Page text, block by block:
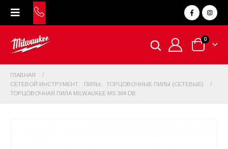
0
ГЛАВНАЯ
СЕТЕВОЙ ИНСТРУМЕНТ
ПИЛЫ
ТОРЦОВОЧНЫЕ ПИЛЫ (СЕТЕВЫЕ)
ТОРЦОВОЧНАЯ ПИЛА MILWAUKEE MS 304 DB